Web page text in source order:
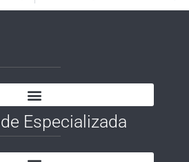
Especializada